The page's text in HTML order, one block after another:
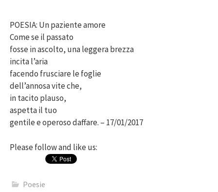
POESIA: Un paziente amore
Come se il passato
fosse in ascolto, una leggera brezza
incita l’aria
facendo frusciare le foglie
dell’annosa vite che,
in tacito plauso,
aspetta il tuo
gentile e operoso daffare. – 17/01/2017
Please follow and like us:
Poesie